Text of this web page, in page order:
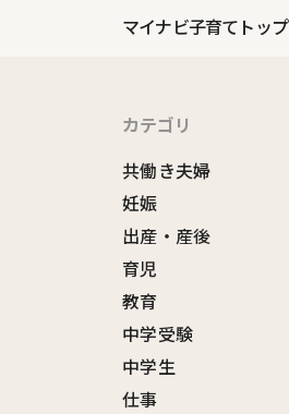
マイナビ子育てトップ
カテゴリ
共働き夫婦
妊娠
出産・産後
育児
教育
中学受験
中学生
仕事